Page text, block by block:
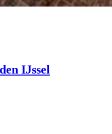
IJssel